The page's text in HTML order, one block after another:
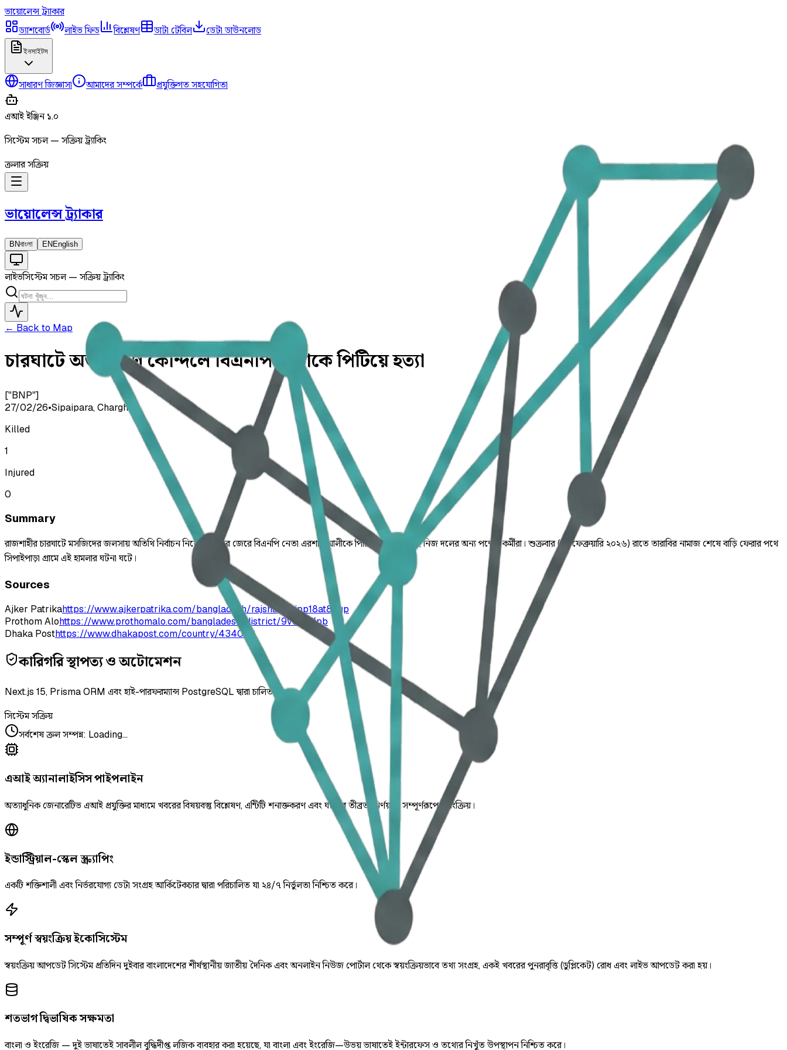
ভায়োলেন্সট্র্যাকার
ড্যাশবোর্ড
লাইভ ফিড বিশ্লেষণ ডাটা টেবিল ডেটা ডাউনলোড
ইনসাইটস
সাধারণ জিজ্ঞাসা আমাদের সম্পর্কে প্রযুক্তিগত সহযোগিতা
এআই ইঞ্জিন ১.০
সিস্টেম সচল — সক্রিয় ট্র্যাকিং
ক্রলার সক্রিয়
ভায়োলেন্সট্র্যাকার
BNবাংলা EN English
লাইভসিস্টেম সচল — সক্রিয় ট্র্যাকিং
← Back to Map
চারঘাটে অভ্যন্তরীণ কোন্দলে বিএনপি নেতাকে পিটিয়ে হত্যা
["BNP"]
27/02/26•Sipaipara, Charghat
Killed
1
Injured
0
Summary
রাজশাহীর চারঘাটে মসজিদের জলসায় অতিথি নির্বাচন নিয়ে বিরোধের জেরে বিএনপি নেতা এরশাদ আলীকে পিটিয়ে হত্যা করেছে নিজ দলের অন্য পক্ষের কর্মীরা। শুক্রবার (২৭ ফেব্রুয়ারি ২০২৬) রাতে তারাবির নামাজ শেষে বাড়ি ফেরার পথে
সিপাইপাড়া গ্রামে এই হামলার ঘটনা ঘটে।
Sources
Ajker Patrikahttps://www.ajkerpatrika.com/bangladesh/rajshahi/ajpp18at8i1gp
Prothom Alohttps://www.prothomalo.com/bangladesh/district/9v9ufrifpb
Dhaka Posthttps://www.dhakapost.com/country/434093
কারিগরি স্থাপত্য ও অটোমেশন
Next.js 15, Prisma ORM এবং হাই-পারফরম্যান্স PostgreSQL দ্বারা চালিত।
সিস্টেম সক্রিয়
সর্বশেষ ক্রল সম্পন্ন: Loading...
এআই অ্যানালাইসিস পাইপলাইন
অত্যাধুনিক জেনারেটিভ এআই প্রযুক্তির মাধ্যমে খবরের বিষয়বস্তু বিশ্লেষণ, এন্টিটি শনাক্তকরণ এবং ঘটনার তীব্রতা নির্ণয় যা সম্পূর্ণরূপে স্বয়ংক্রিয়।
ইন্ডাস্ট্রিয়াল-স্কেল স্ক্র্যাপিং
একটি শক্তিশালী এবং নির্ভরযোগ্য ডেটা সংগ্রহ আর্কিটেকচার দ্বারা পরিচালিত যা ২৪/৭ নির্ভুলতা নিশ্চিত করে।
সম্পূর্ণ স্বয়ংক্রিয় ইকোসিস্টেম
স্বয়ংক্রিয় আপডেট সিস্টেম প্রতিদিন দুইবার বাংলাদেশের শীর্ষস্থানীয় জাতীয় দৈনিক এবং অনলাইন নিউজ পোর্টাল থেকে স্বয়ংক্রিয়ভাবে তথ্য সংগ্রহ, একই খবরের পুনরাবৃত্তি (ডুপ্লিকেট) রোধ এবং লাইভ আপডেট করা হয়।
শতভাগ দ্বিভাষিক সক্ষমতা
বাংলা ও ইংরেজি — দুই ভাষাতেই সাবলীল বুদ্ধিদীপ্ত লজিক ব্যবহার করা হয়েছে, যা বাংলা এবং ইংরেজি—উভয় ভাষাতেই ইন্টারফেস ও তথ্যের নিখুঁত উপস্থাপন নিশ্চিত করে।